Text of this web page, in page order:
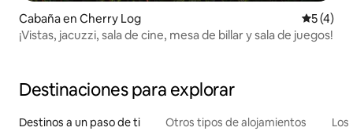
Cabaña en Cherry Log
5 (4)
¡Vistas, jacuzzi, sala de cine, mesa de billar y sala de juegos!
Destinaciones para explorar
Destinos a un paso de ti Otros tipos de alojamientos